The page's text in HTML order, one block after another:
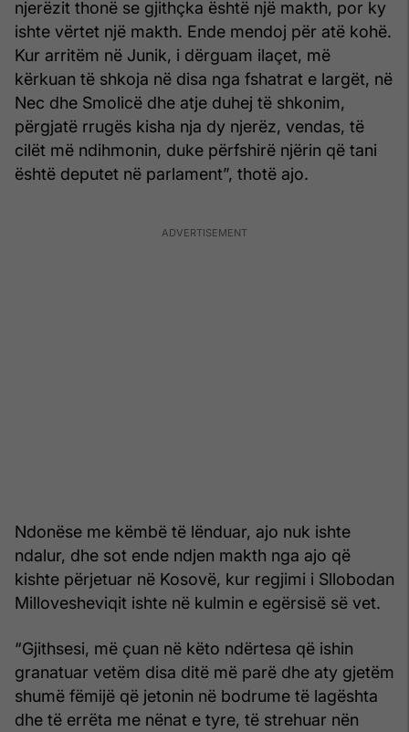
njerëzit thonë se gjithçka është një makth, por ky
ishte vërtet një makth. Ende mendoj për atë kohë.
Kur arritëm në Junik, i dërguam ilaçet, më
kërkuan të shkoja në disa nga fshatrat e largët, në
Nec dhe Smolicë dhe atje duhej të shkonim,
përgjatë rrugës kisha nja dy njerëz, vendas, të
cilët më ndihmonin, duke përfshirë njërin që tani
është deputet në parlament”, thotë ajo.
Ndonëse me këmbë të lënduar, ajo nuk ishte
ndalur, dhe sot ende ndjen makth nga ajo që
kishte përjetuar në Kosovë, kur regjimi i Sllobodan
Millovesheviqit ishte në kulmin e egërsisë së vet.
“Gjithsesi, më çuan në këto ndërtesa që ishin
granatuar vetëm disa ditë më parë dhe aty gjetëm
shumë fëmijë që jetonin në bodrume të lagështa
dhe të errëta me nënat e tyre, të strehuar nën